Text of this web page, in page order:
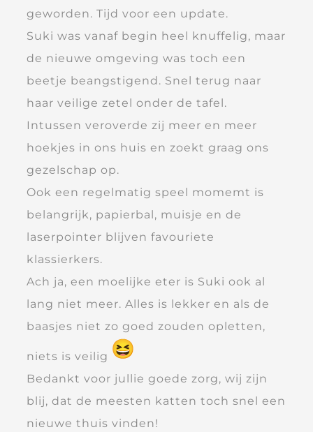
geworden. Tijd voor een update.
Suki was vanaf begin heel knuffelig, maar
de nieuwe omgeving was toch een
beetje beangstigend. Snel terug naar
haar veilige zetel onder de tafel.
Intussen veroverde zij meer en meer
hoekjes in ons huis en zoekt graag ons
gezelschap op.
Ook een regelmatig speel momemt is
belangrijk, papierbal, muisje en de
laserpointer blijven favouriete
klassierkers.
Ach ja, een moelijke eter is Suki ook al
lang niet meer. Alles is lekker en als de
baasjes niet zo goed zouden opletten,
niets is veilig
Bedankt voor jullie goede zorg, wij zijn
blij, dat de meesten katten toch snel een
nieuwe thuis vinden!